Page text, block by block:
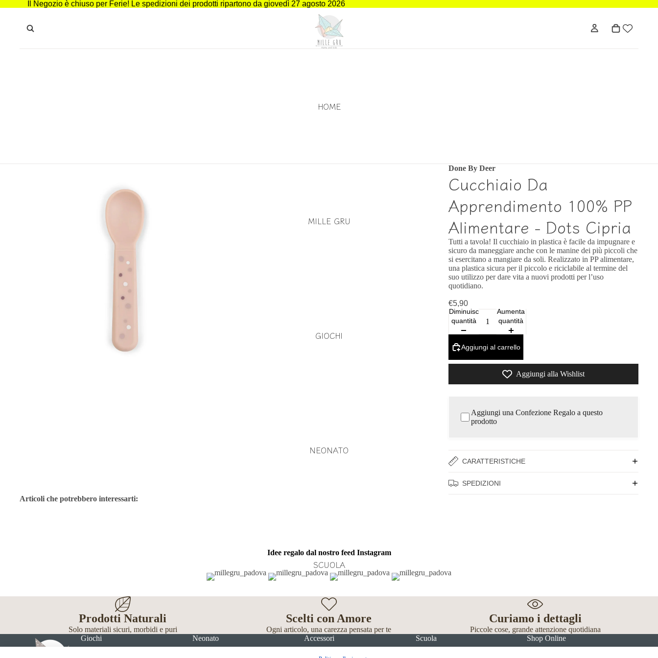
Il Negozio è chiuso per Ferie! Le spedizioni dei prodotti ripartono da giovedì 27 agosto 2026
HOME
MILLE GRU
GIOCHI
NEONATO
SCUOLA
Done By Deer
Cucchiaio Da
Apprendimento 100% PP
Alimentare - Dots Cipria
Tutti a tavola! Il cucchiaio in plastica è facile da impugnare e
sicuro da maneggiare anche con le manine dei più piccoli che
si esercitano a mangiare da soli. Realizzato in PP alimentare,
una plastica sicura per il piccolo e riciclabile al termine del
suo utilizzo per dare vita a nuovi prodotti per l’uso
quotidiano.
€5,90
Diminuisci
quantità
Aumenta
quantità
Aggiungi al carrello
Aggiungi alla Wishlist
Aggiungi una Confezione Regalo a questo
prodotto
CARATTERISTICHE
SPEDIZIONI
Articoli che potrebbero interessarti:
Idee regalo dal nostro feed Instagram
Prodotti Naturali
Solo materiali sicuri, morbidi e puri
Scelti con Amore
Ogni articolo, una carezza pensata per te
Curiamo i dettagli
Piccole cose, grande attenzione quotidiana
Giochi
Neonato Accessori Scuola Shop Online